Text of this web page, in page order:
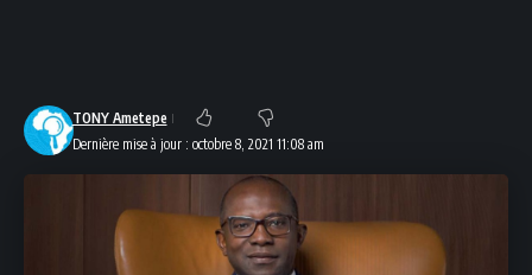
Dernière mise à jour : octobre 8, 2021 11:08 am
TONY Ametepe